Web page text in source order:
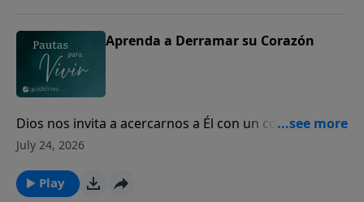
Aprenda a Derramar su Corazón
Dios nos invita a acercarnos a Él con un corazón
sincero, incluso en nuestros momentos de mayor
July 24, 2026
Play